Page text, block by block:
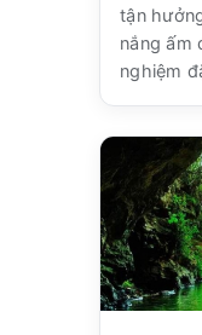
tận
nắng ấm
nghiệm